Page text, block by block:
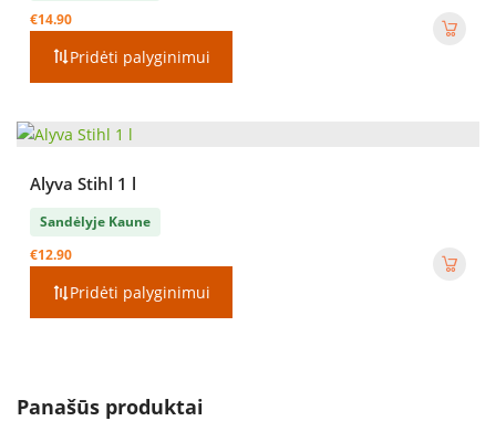
€14.90
Pridėti palyginimui
Alyva Stihl 1 l
Sandėlyje Kaune
€12.90
Pridėti palyginimui
Panašūs produktai